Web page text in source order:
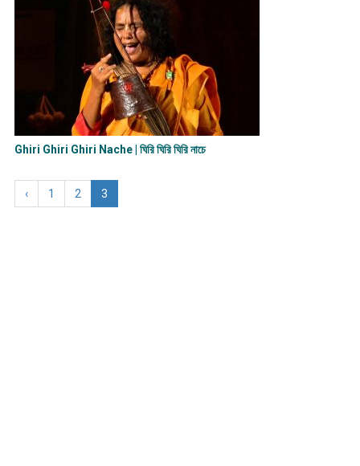
Ghiri Ghiri Ghiri Nache | ঘিরি ঘিরি ঘিরি নাচে
‹ 1 2 3